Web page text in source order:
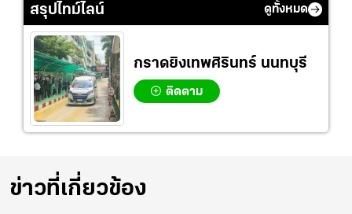
สรุปไทม์ไลน์ ดูทั้งหมด
กราดยิงเทพศิรินทร์ นนทบุรี
ติดตาม
ข่าวที่เกี่ยวข้อง